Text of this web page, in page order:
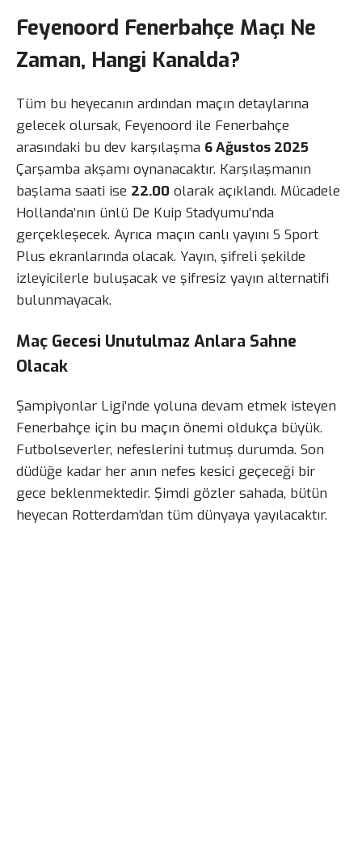
Feyenoord Fenerbahçe Maçı Ne
Zaman, Hangi Kanalda?
Tüm bu heyecanın ardından maçın detaylarına
gelecek olursak, Feyenoord ile Fenerbahçe
arasındaki bu dev karşılaşma 6 Ağustos 2025
Çarşamba akşamı oynanacaktır. Karşılaşmanın
başlama saati ise 22.00 olarak açıklandı. Mücadele
Hollanda’nın ünlü De Kuip Stadyumu’nda
gerçekleşecek. Ayrıca maçın canlı yayını S Sport
Plus ekranlarında olacak. Yayın, şifreli şekilde
izleyicilerle buluşacak ve şifresiz yayın alternatifi
bulunmayacak.
Maç Gecesi Unutulmaz Anlara Sahne
Olacak
Şampiyonlar Ligi’nde yoluna devam etmek isteyen
Fenerbahçe için bu maçın önemi oldukça büyük.
Futbolseverler, nefeslerini tutmuş durumda. Son
düdüğe kadar her anın nefes kesici geçeceği bir
gece beklenmektedir. Şimdi gözler sahada, bütün
heyecan Rotterdam’dan tüm dünyaya yayılacaktır.